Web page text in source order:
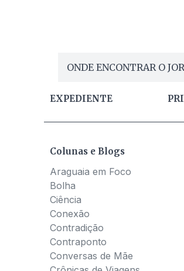
ONDE ENCONTRAR O
EXPEDIENTE
Colunas e Blogs
Araguaia em Foco
Bolha
Ciência
Conexão
Contradição
Contraponto
Conversas de Mãe